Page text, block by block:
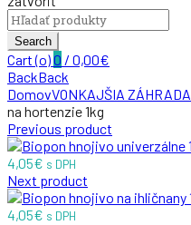
Search
for:
Search
Cart (o)0 / 0,00€
BackBack
DomovVONKAJŠIA ZÁHRADA
na hortenzie 1kg
Previous product
4,05€ s DPH
Next product
4,05€ s DPH